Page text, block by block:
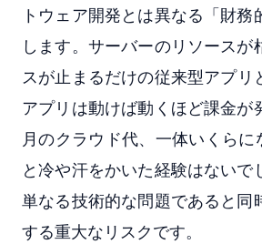
トウェア開発とは異なる「財務
します。サーバーのリソースが
スが止まるだけの従来型アプリ
アプリは動けば動くほど課金が
月のクラウド代、一体いくらに
と冷や汗をかいた経験はないで
単なる技術的な問題であると同
する重大なリスクです。